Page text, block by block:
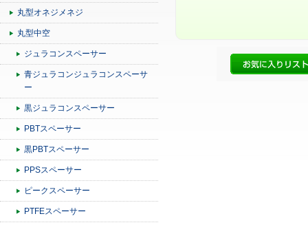
丸型オネジメネジ
丸型中空
ジュラコンスペーサー
青ジュラコンジュラコンスペーサ
ー
黒ジュラコンスペーサー
PBTスペーサー
黒PBTスペーサー
PPSスペーサー
ピークスペーサー
PTFEスペーサー